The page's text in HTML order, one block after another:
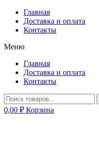
Главная
Доставка и оплата
Контакты
Меню
Главная
Доставка и оплата
Контакты
0,00 ₽ Корзина